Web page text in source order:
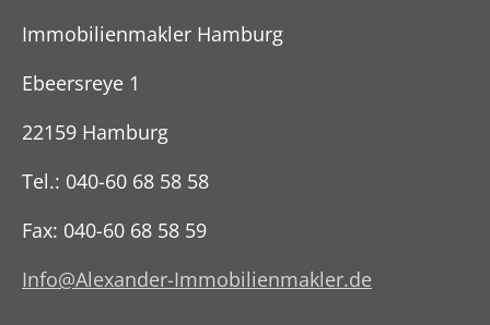
Immobilienmakler Hamburg
Ebeersreye 1
22159 Hamburg
Tel.: 040-60 68 58 58
Fax: 040-60 68 58 59
Info@Alexander-Immobilienmakler.de